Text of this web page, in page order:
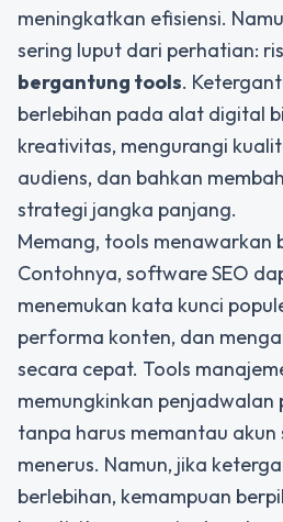
meningkatkan efisiensi.
sering luput dari perhatian:
bergantung tools.
berlebihan pada alat digital
kreativitas, mengurangi
audiens, dan bahkan
strategi jangka panjang.
Memang, tools menawarkan
Contohnya, software SEO
menemukan kata kunci
performa konten, dan
secara cepat. Tools
memungkinkan
tanpa harus memantau akun
menerus. Namun, jika
berlebihan, kemampuan